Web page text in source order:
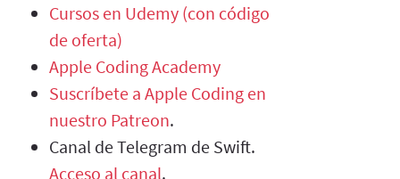
Cursos en Udemy (con código
de oferta)
Apple Coding Academy
Suscríbete a Apple Coding en
nuestro Patreon.
Canal de Telegram de Swift.
Acceso al canal.